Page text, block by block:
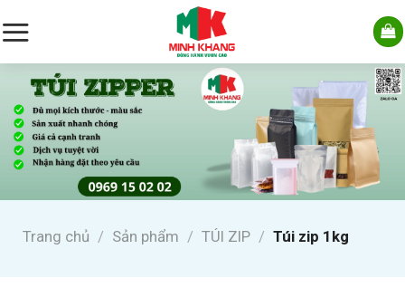
to
Trang chủ / Sản phẩm / TÚI ZIP / Túi zip 1kg